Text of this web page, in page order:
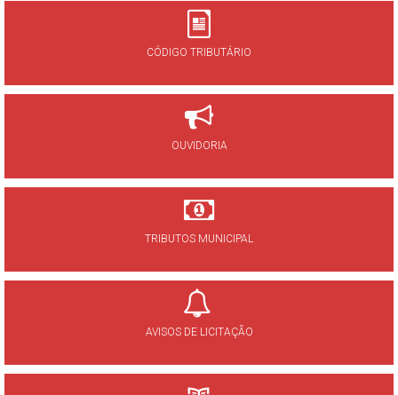
CÓDIGO TRIBUTÁRIO
OUVIDORIA
TRIBUTOS MUNICIPAL
AVISOS DE LICITAÇÃO